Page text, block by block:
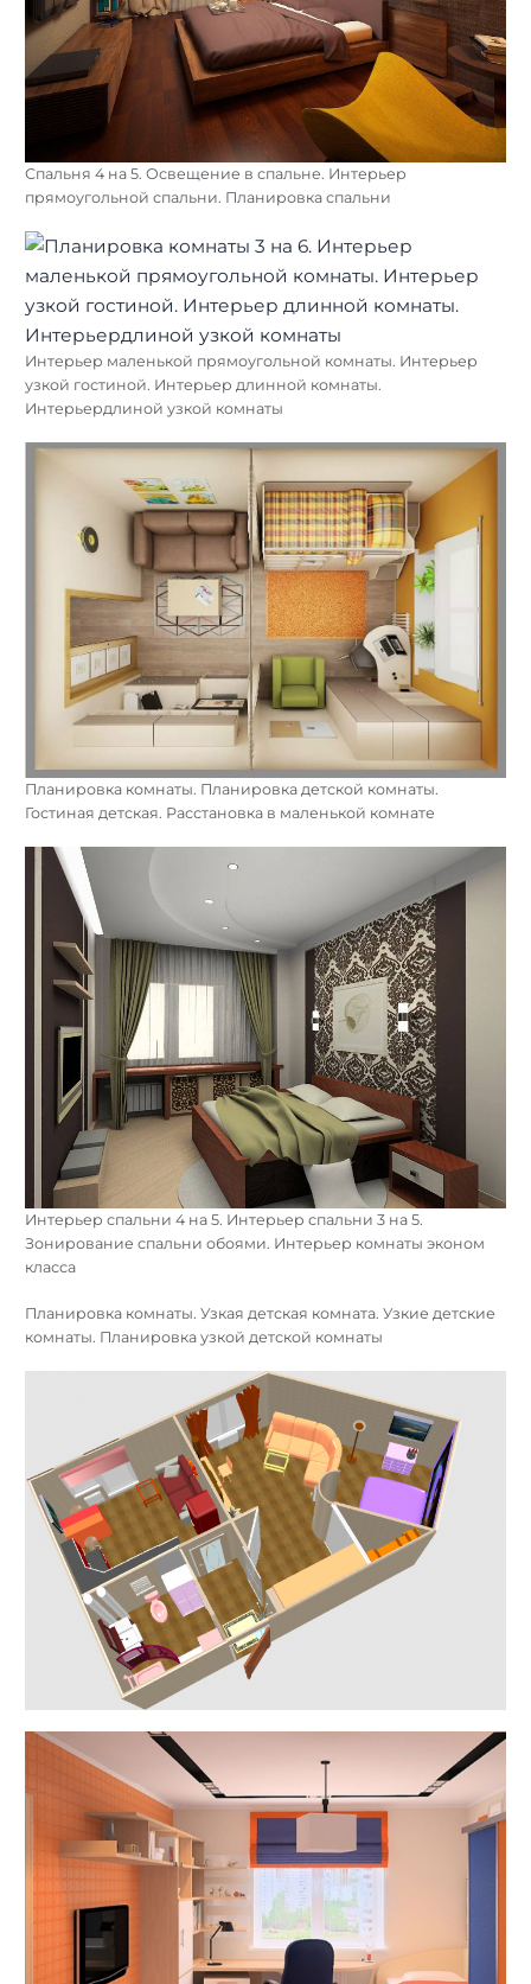
Спальня 4 на 5. Освещение в спальне. Интерьер
прямоугольной спальни. Планировка спальни
Интерьер маленькой прямоугольной комнаты. Интерьер
узкой гостиной. Интерьер длинной комнаты.
Интерьердлиной узкой комнаты
Планировка комнаты. Планировка детской комнаты.
Гостиная детская. Расстановка в маленькой комнате
Интерьер спальни 4 на 5. Интерьер спальни 3 на 5.
Зонирование спальни обоями. Интерьер комнаты эконом
класса
Планировка комнаты. Узкая детская комната. Узкие детские
комнаты. Планировка узкой детской комнаты